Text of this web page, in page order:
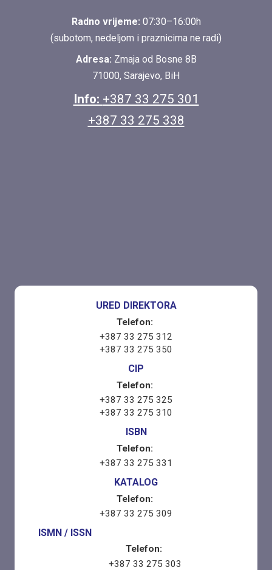
Radno vrijeme: 07:30–16:00h
(subotom, nedeljom i praznicima ne radi)
Adresa: Zmaja od Bosne 8B
71000, Sarajevo, BiH
Info: +387 33 275 301
+387 33 275 338
URED DIREKTORA
Telefon:
+387 33 275 312
+387 33 275 350
CIP
Telefon:
+387 33 275 325
+387 33 275 310
ISBN
Telefon:
+387 33 275 331
KATALOG
Telefon:
+387 33 275 309
ISMN / ISSN
Telefon:
+387 33 275 303